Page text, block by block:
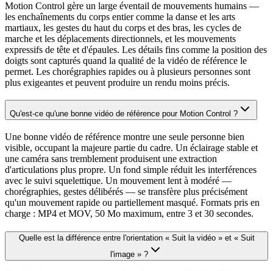
Motion Control gère un large éventail de mouvements humains —
les enchaînements du corps entier comme la danse et les arts
martiaux, les gestes du haut du corps et des bras, les cycles de
marche et les déplacements directionnels, et les mouvements
expressifs de tête et d'épaules. Les détails fins comme la position des
doigts sont capturés quand la qualité de la vidéo de référence le
permet. Les chorégraphies rapides ou à plusieurs personnes sont
plus exigeantes et peuvent produire un rendu moins précis.
Qu'est-ce qu'une bonne vidéo de référence pour Motion Control ?
Une bonne vidéo de référence montre une seule personne bien
visible, occupant la majeure partie du cadre. Un éclairage stable et
une caméra sans tremblement produisent une extraction
d'articulations plus propre. Un fond simple réduit les interférences
avec le suivi squelettique. Un mouvement lent à modéré —
chorégraphies, gestes délibérés — se transfère plus précisément
qu'un mouvement rapide ou partiellement masqué. Formats pris en
charge : MP4 et MOV, 50 Mo maximum, entre 3 et 30 secondes.
Quelle est la différence entre l'orientation « Suit la vidéo » et « Suit
l'image » ?